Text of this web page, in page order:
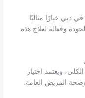
دبي خيارًا مثاليًا
وفعالة لعلاج هذه
ويعتمد اختيار
وصحة المريض العامة.